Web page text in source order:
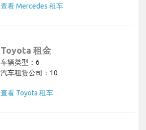
查看 Mercedes 租车
Toyota 租金
车辆类型：6
汽车租赁公司：10
查看 Toyota 租车